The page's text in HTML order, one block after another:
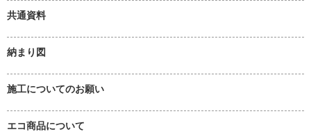
共通資料
納まり図
施工についてのお願い
エコ商品について